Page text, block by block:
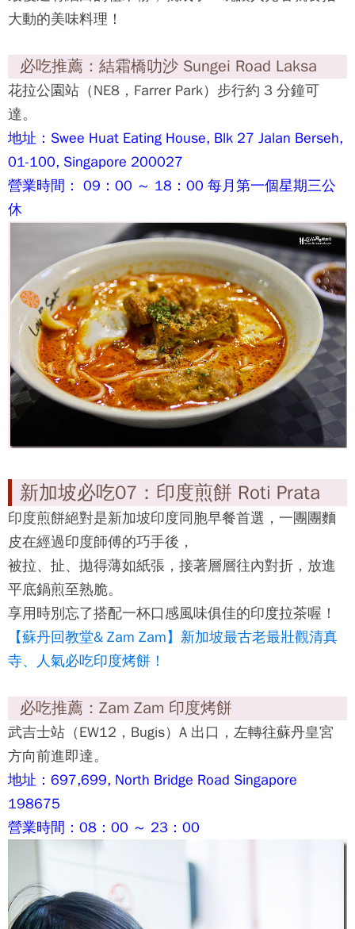
新加坡必吃05：炒粿條 Char Kway
Teow
新加坡擁有寬扁造型的粿條加入了豆芽、雞蛋、豬
油、魚餅、蛤肉、臘腸等豐富配料後快炒，
要拿捏並控制恰到好處的火候並非一件簡單的事。
新加坡必吃06：叻沙 Laksa
可說是最具代表性的娘惹美食，
在飄香的咖哩湯頭中加入椰漿、辣椒、魚餅、油豆
最後還有細白的粗米粉，就成了一碗讓人光看就食指
大動的美味料理！
必吃推薦：結霜橋叻沙 Sungei Road Laksa
花拉公園站（NE8，Farrer Park）步行約 3 分鐘可
達。
地址：Swee Huat Eating House, Blk 27 Jalan Berseh,
01-100, Singapore 200027